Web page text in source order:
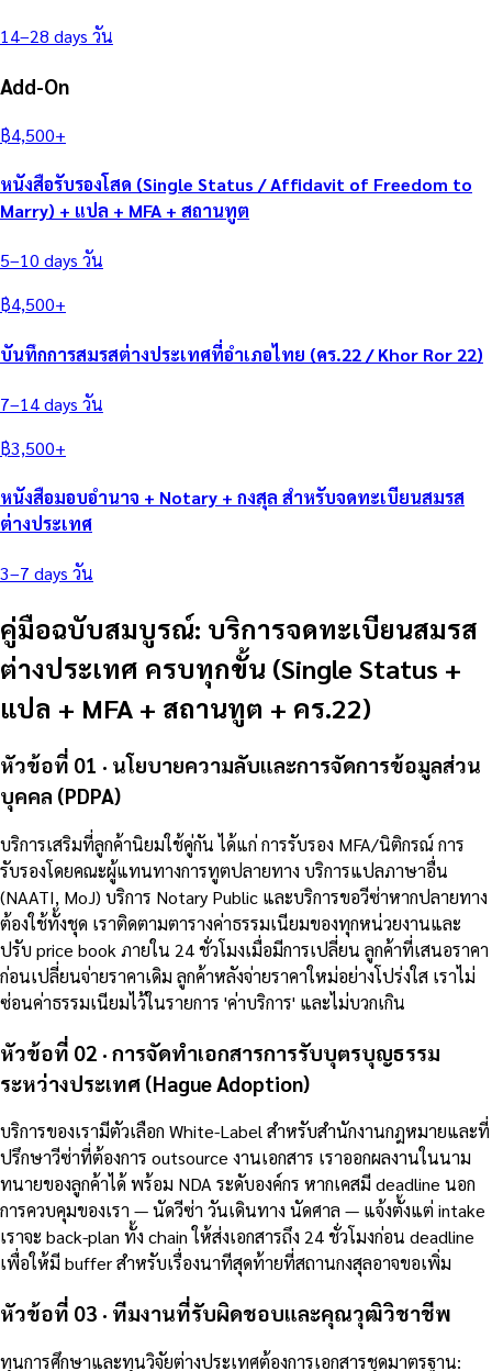
14–28 days วัน
Add-On
฿4,500+
หนังสือรับรองโสด (Single Status / Affidavit of Freedom to
Marry) + แปล + MFA + สถานทูต
5–10 days วัน
฿4,500+
บันทึกการสมรสต่างประเทศที่อำเภอไทย (คร.22 / Khor Ror 22)
7–14 days วัน
฿3,500+
หนังสือมอบอำนาจ + Notary + กงสุล สำหรับจดทะเบียนสมรส
ต่างประเทศ
3–7 days วัน
คู่มือฉบับสมบูรณ์: บริการจดทะเบียนสมรส
ต่างประเทศ ครบทุกขั้น (Single Status +
แปล + MFA + สถานทูต + คร.22)
หัวข้อที่ 01 · นโยบายความลับและการจัดการข้อมูลส่วน
บุคคล (PDPA)
บริการเสริมที่ลูกค้านิยมใช้คู่กัน ได้แก่ การรับรอง MFA/นิติกรณ์ การ
รับรองโดยคณะผู้แทนทางการทูตปลายทาง บริการแปลภาษาอื่น
(NAATI, MoJ) บริการ Notary Public และบริการขอวีซ่าหากปลายทาง
ต้องใช้ทั้งชุด เราติดตามตารางค่าธรรมเนียมของทุกหน่วยงานและ
ปรับ price book ภายใน 24 ชั่วโมงเมื่อมีการเปลี่ยน ลูกค้าที่เสนอราคา
ก่อนเปลี่ยนจ่ายราคาเดิม ลูกค้าหลังจ่ายราคาใหม่อย่างโปร่งใส เราไม่
ซ่อนค่าธรรมเนียมไว้ในรายการ 'ค่าบริการ' และไม่บวกเกิน
หัวข้อที่ 02 · การจัดทำเอกสารการรับบุตรบุญธรรม
ระหว่างประเทศ (Hague Adoption)
บริการของเรามีตัวเลือก White-Label สำหรับสำนักงานกฎหมายและที่
ปรึกษาวีซ่าที่ต้องการ outsource งานเอกสาร เราออกผลงานในนาม
ทนายของลูกค้าได้ พร้อม NDA ระดับองค์กร หากเคสมี deadline นอก
การควบคุมของเรา — นัดวีซ่า วันเดินทาง นัดศาล — แจ้งตั้งแต่ intake
เราจะ back-plan ทั้ง chain ให้ส่งเอกสารถึง 24 ชั่วโมงก่อน deadline
เพื่อให้มี buffer สำหรับเรื่องนาทีสุดท้ายที่สถานกงสุลอาจขอเพิ่ม
หัวข้อที่ 03 · ทีมงานที่รับผิดชอบและคุณวุฒิวิชาชีพ
ทุนการศึกษาและทุนวิจัยต่างประเทศต้องการเอกสารชุดมาตรฐาน: